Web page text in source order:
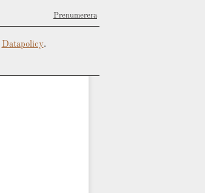
Prenumerera
Datapolicy.